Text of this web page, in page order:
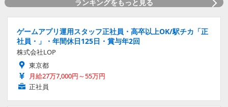
ランキングをもっと見る
ゲームアプリ運用スタッフ正社員・高卒以上OK/駅チカ「正
社員・」・年間休日125日・賞与年2回
株式会社LOP
東京都
月給27万7,000円～55万円
正社員